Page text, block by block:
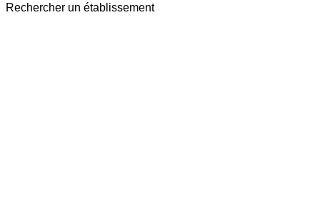
Rechercher un établissement